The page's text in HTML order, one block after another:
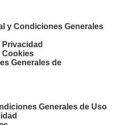
y Condiciones Generales
Privacidad
Cookies
Generales de
Generales de Uso